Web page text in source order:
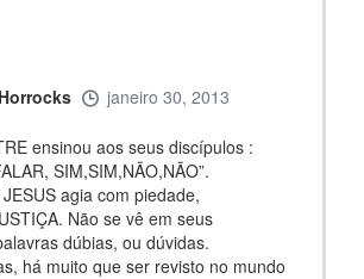
janeiro 30, 2013
ensinou aos seus discípulos :
SIM,SIM,NÃO,NÃO”.
agia com piedade,
Não se vê em seus
dúbias, ou dúvidas.
há muito que ser revisto no mundo